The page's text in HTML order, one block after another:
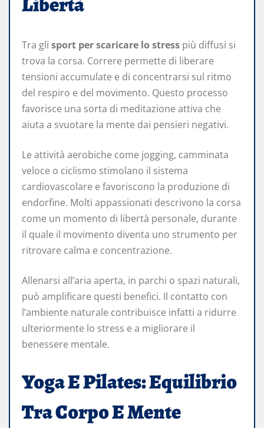
Tra gli sport per scaricare lo stress più diffusi si
trova la corsa. Correre permette di liberare
tensioni accumulate e di concentrarsi sul ritmo
del respiro e del movimento. Questo processo
favorisce una sorta di meditazione attiva che
aiuta a svuotare la mente dai pensieri negativi.
Le attività aerobiche come jogging, camminata
veloce o ciclismo stimolano il sistema
cardiovascolare e favoriscono la produzione di
endorfine. Molti appassionati descrivono la corsa
come un momento di libertà personale, durante
il quale il movimento diventa uno strumento per
ritrovare calma e concentrazione.
Allenarsi all’aria aperta, in parchi o spazi naturali,
può amplificare questi benefici. Il contatto con
l’ambiente naturale contribuisce infatti a ridurre
ulteriormente lo stress e a migliorare il
benessere mentale.
Yoga E Pilates: Equilibrio
Tra Corpo E Mente